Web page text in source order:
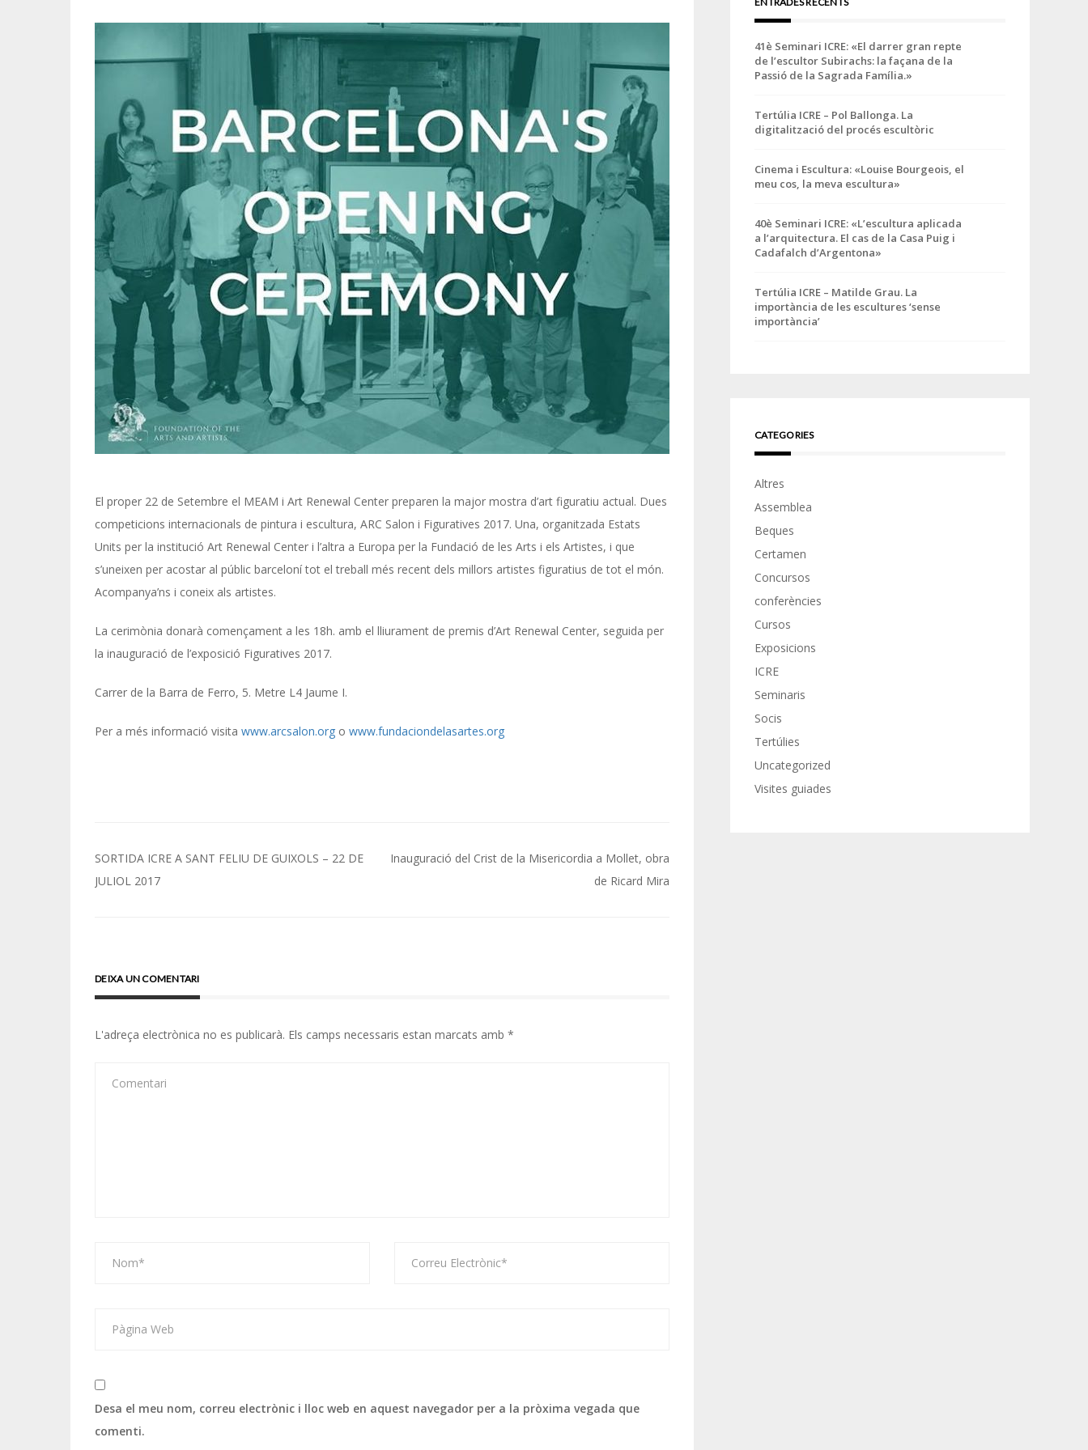
El proper 22 de Setembre el MEAM i Art Renewal Center preparen la major mostra d’art figuratiu actual. Dues
competicions internacionals de pintura i escultura, ARC Salon i Figuratives 2017. Una, organitzada Estats
Units per la institució Art Renewal Center i l’altra a Europa per la Fundació de les Arts i els Artistes, i que
s’uneixen per acostar al públic barceloní tot el treball més recent dels millors artistes figuratius de tot el món.
Acompanya’ns i coneix als artistes.
La cerimònia donarà començament a les 18h. amb el lliurament de premis d’Art Renewal Center, seguida per
la inauguració de l’exposició Figuratives 2017.
Carrer de la Barra de Ferro, 5. Metre L4 Jaume I.
Per a més informació visita www.arcsalon.org o www.fundaciondelasartes.org
Navegació
d'entrades
SORTIDA ICRE A SANT FELIU DE GUIXOLS – 22 DE
JULIOL 2017
Inauguració del Crist de la Misericordia a Mollet, obra
de Ricard Mira
DEIXA UN COMENTARI
L'adreça electrònica no es publicarà. Els camps necessaris estan marcats amb *
Desa el meu nom, correu electrònic i lloc web en aquest navegador per a la pròxima vegada que
comenti.
41è Seminari ICRE: «El darrer gran repte
de l’escultor Subirachs: la façana de la
Passió de la Sagrada Família.»
Tertúlia ICRE – Pol Ballonga. La
digitalització del procés escultòric
Cinema i Escultura: «Louise Bourgeois, el
meu cos, la meva escultura»
40è Seminari ICRE: «L’escultura aplicada
a l’arquitectura. El cas de la Casa Puig i
Cadafalch d’Argentona»
Tertúlia ICRE – Matilde Grau. La
importància de les escultures ‘sense
importància’
CATEGORIES
Altres
Assemblea
Beques
Certamen
Concursos
conferències
Cursos
Exposicions
ICRE
Seminaris
Socis
Tertúlies
Uncategorized
Visites guiades